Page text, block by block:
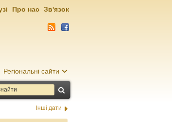
Регіональні сайти
Про нас Зв'язок
Інші дати